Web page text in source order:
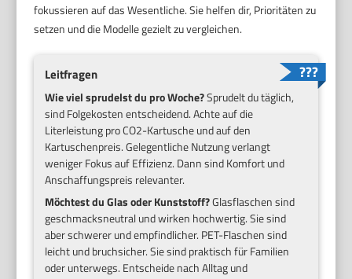
fokussieren auf das Wesentliche. Sie helfen dir, Prioritäten zu
setzen und die Modelle gezielt zu vergleichen.
Leitfragen
Wie viel sprudelst du pro Woche?Sprudelt du täglich,
sind Folgekosten entscheidend. Achte auf die
Literleistung pro CO2-Kartusche und auf den
Kartuschenpreis. Gelegentliche Nutzung verlangt
weniger Fokus auf Effizienz. Dann sind Komfort und
Anschaffungspreis relevanter.
Möchtest du Glas oder Kunststoff?Glasflaschen sind
geschmacksneutral und wirken hochwertig. Sie sind
aber schwerer und empfindlicher. PET-Flaschen sind
leicht und bruchsicher. Sie sind praktisch für Familien
oder unterwegs. Entscheide nach Alltag und